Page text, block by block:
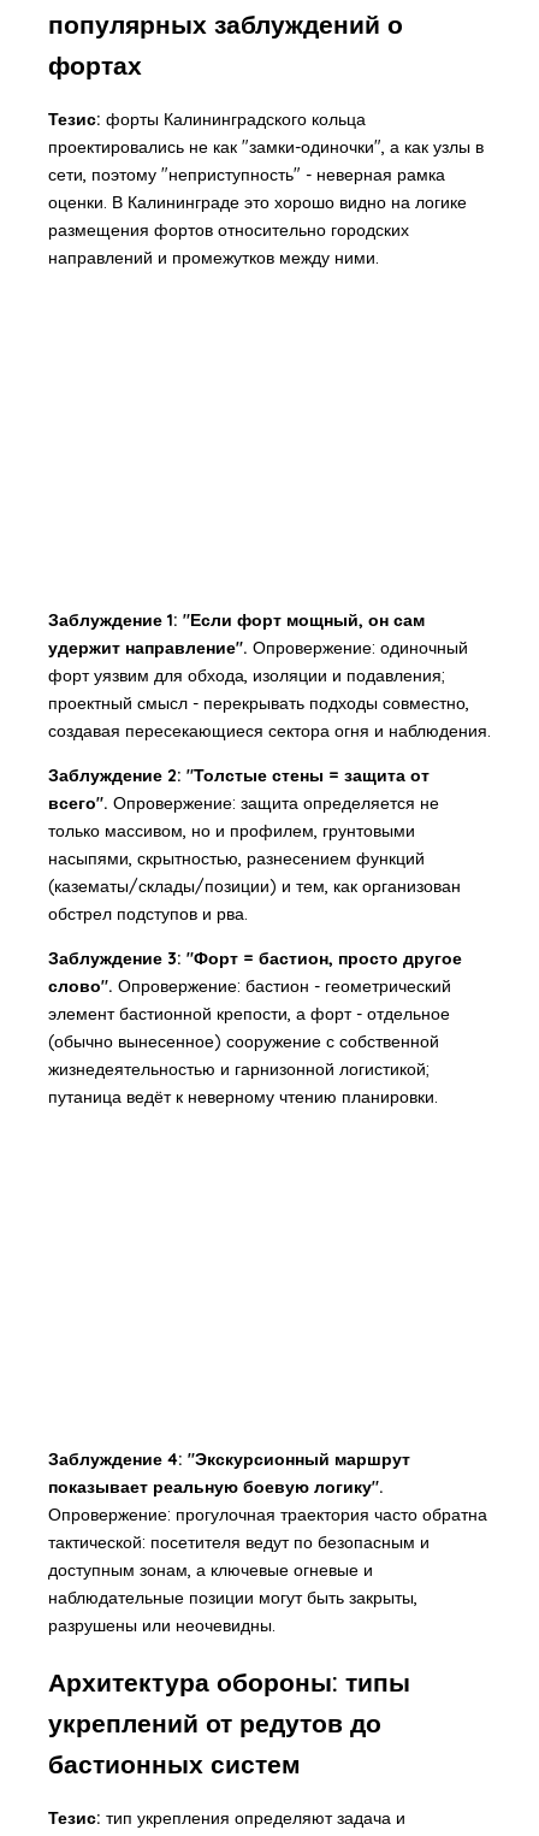
популярных заблуждений о
фортах
Тезис: форты Калининградского кольца
проектировались не как "замки-одиночки", а как узлы в
сети, поэтому "неприступность" - неверная рамка
оценки. В Калининграде это хорошо видно на логике
размещения фортов относительно городских
направлений и промежутков между ними.
Заблуждение 1: "Если форт мощный, он сам
удержит направление". Опровержение: одиночный
форт уязвим для обхода, изоляции и подавления;
проектный смысл - перекрывать подходы совместно,
создавая пересекающиеся сектора огня и наблюдения.
Заблуждение 2: "Толстые стены = защита от
всего". Опровержение: защита определяется не
только массивом, но и профилем, грунтовыми
насыпями, скрытностью, разнесением функций
(казематы/склады/позиции) и тем, как организован
обстрел подступов и рва.
Заблуждение 3: "Форт = бастион, просто другое
слово". Опровержение: бастион - геометрический
элемент бастионной крепости, а форт - отдельное
(обычно вынесенное) сооружение с собственной
жизнедеятельностью и гарнизонной логистикой;
путаница ведёт к неверному чтению планировки.
Заблуждение 4: "Экскурсионный маршрут
показывает реальную боевую логику".
Опровержение: прогулочная траектория часто обратна
тактической: посетителя ведут по безопасным и
доступным зонам, а ключевые огневые и
наблюдательные позиции могут быть закрыты,
разрушены или неочевидны.
Архитектура обороны: типы
укреплений от редутов до
бастионных систем
Тезис: тип укрепления определяют задача и